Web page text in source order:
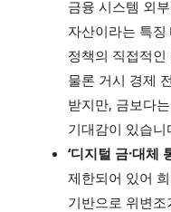
금융 시스템 외
자산이라는 특
정책의 직접적
물론 거시 경제
받지만, 금보다
기대감이 있습니
‘디지털 금·대체
제한되어 있어
기반으로 위변조